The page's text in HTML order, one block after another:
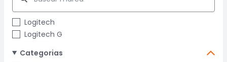
Logitech
Logitech G
Categorias